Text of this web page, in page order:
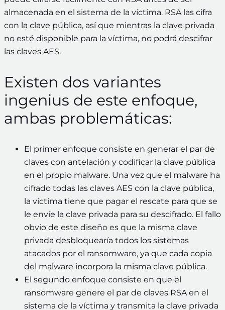
almacenada en el sistema de la víctima. RSA las cifra
con la clave pública, así que mientras la clave privada
no esté disponible para la víctima, no podrá descifrar
las claves AES.
Existen dos variantes
ingenius de este enfoque,
ambas problemáticas:
El primer enfoque consiste en generar el par de
claves con antelación y codificar la clave pública
en el propio malware. Una vez que el malware ha
cifrado todas las claves AES con la clave pública,
la víctima tiene que pagar el rescate para que se
le envíe la clave privada para su descifrado. El fallo
obvio de este diseño es que la misma clave
privada desbloquearía todos los sistemas
atacados por el ransomware, ya que cada copia
del malware incorpora la misma clave pública.
El segundo enfoque consiste en que el
ransomware genere el par de claves RSA en el
sistema de la víctima y transmita la clave privada